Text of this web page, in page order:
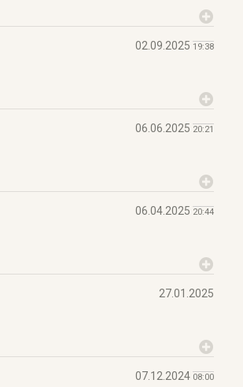
02.09.2025 19:38
06.06.2025 20:21
06.04.2025 20:44
27.01.2025
07.12.2024 08:00